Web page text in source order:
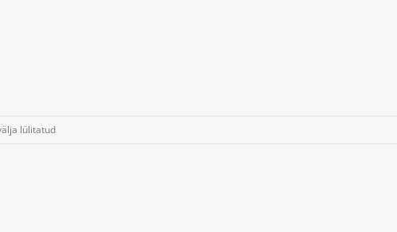
lülitatud